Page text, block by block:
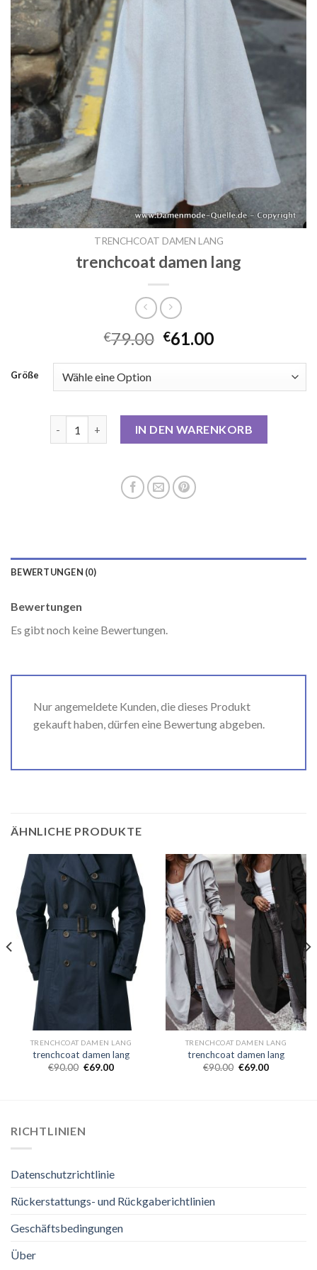
TRENCHCOAT DAMEN LANG
trenchcoat damen lang
€79.00 €61.00
Größe
IN DEN WARENKORB
BEWERTUNGEN (0)
Bewertungen
Es gibt noch keine Bewertungen.
Nur angemeldete Kunden, die dieses Produkt
gekauft haben, dürfen eine Bewertung abgeben.
ÄHNLICHE PRODUKTE
TRENCHCOAT DAMEN LANG
trenchcoat damen lang
€90.00 €69.00
TRENCHCOAT DAMEN LANG
trenchcoat damen lang
€90.00 €69.00
RICHTLINIEN
Datenschutzrichtlinie
Rückerstattungs- und Rückgaberichtlinien
Geschäftsbedingungen
Über